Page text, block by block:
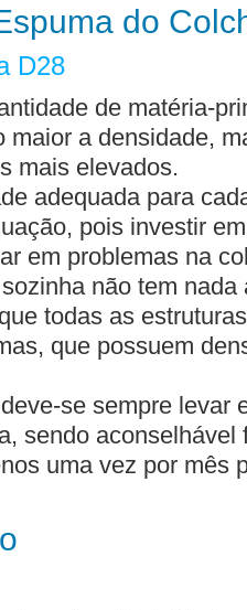
do
D28
de matéria-
maior a densidade,
mais elevados.
adequada para
pois investir
em problemas na
não tem
todas as
que possuem
se sempre levar
sendo
uma vez por mês